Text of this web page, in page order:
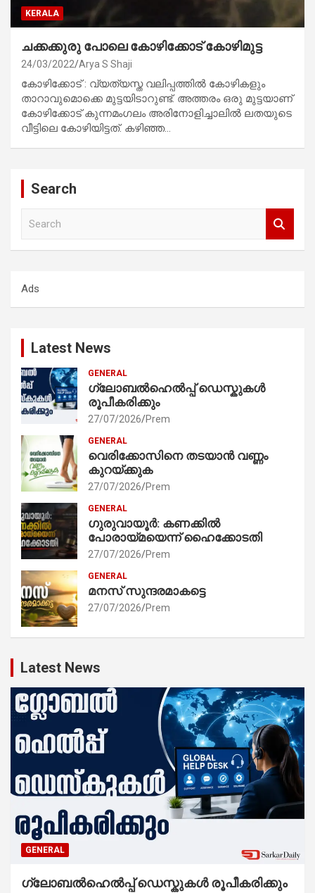
KERALA
ചക്കക്കുരു പോലെ കോഴിക്കോട് കോഴിമുട്ട
24/03/2022 Arya S Shaji
കോഴിക്കോട് : വ്യത്യസ്ത വലിപ്പത്തിൽ കോഴികളും
താറാവുമൊക്കെ മുട്ടയിടാറുണ്ട്. അത്തരം ഒരു മുട്ടയാണ്
കോഴിക്കോട് കുന്നമംഗലം അരിനോളിച്ചാലിൽ ലതയുടെ
വീട്ടിലെ കോഴിയിട്ടത്. കഴിഞ്ഞ…
Search
h
Ads
Latest News
GENERAL
ഗ്ലോബൽഹെൽപ്പ് ഡെസ്കുകൾ
രൂപീകരിക്കും
27/07/2026 Prem
GENERAL
വെരിക്കോസിനെ തടയാൻ വണ്ണം
കുറയ്ക്കുക
27/07/2026 Prem
GENERAL
ഗുരുവായൂർ: കണക്കിൽ
പോരായ്മയെന്ന് ഹൈക്കോടതി
27/07/2026 Prem
GENERAL
മനസ് സുന്ദരമാകട്ടെ
27/07/2026 Prem
Latest News
GENERAL
ഗ്ലോബൽഹെൽപ്പ് ഡെസ്കുകൾ രൂപീകരിക്കും